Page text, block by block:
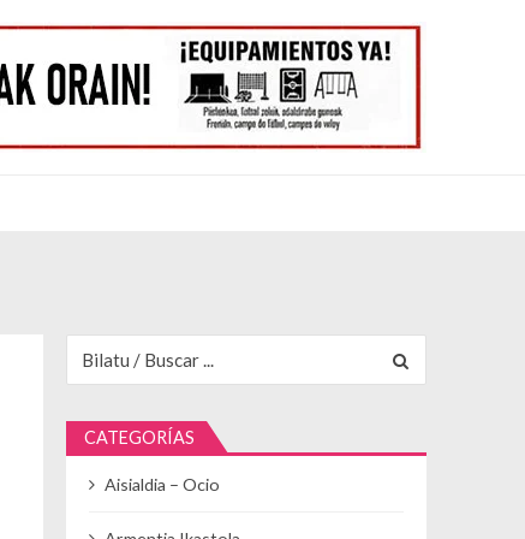
CATEGORÍAS
Aisialdia – Ocio